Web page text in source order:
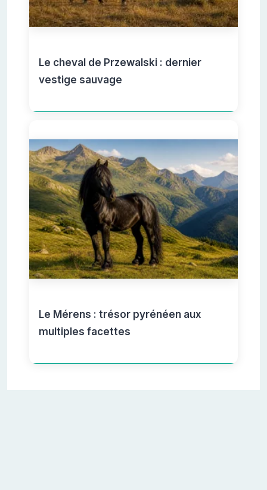
Le cheval de Przewalski : dernier
vestige sauvage
Le Mérens : trésor pyrénéen aux
multiples facettes